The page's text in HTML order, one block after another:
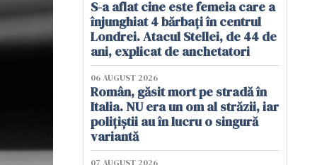
S-a aflat cine este femeia care a
înjunghiat 4 bărbați în centrul
Londrei. Atacul Stellei, de 44 de
ani, explicat de anchetatori
06 AUGUST 2026
Român, găsit mort pe stradă în
Italia. NU era un om al străzii, iar
polițiștii au în lucru o singură
variantă